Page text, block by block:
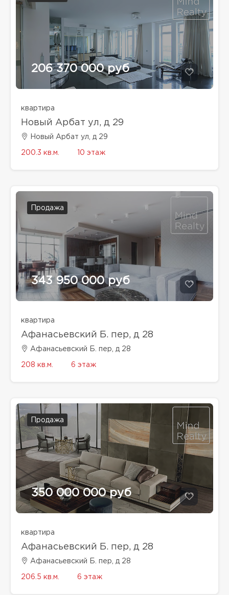
206 370 000 руб
квартира
Новый Арбат ул, д 29
Новый Арбат ул, д 29
200.3 кв.м. 10 этаж
Продажа
343 950 000 руб
квартира
Афанасьевский Б. пер, д 28
Афанасьевский Б. пер, д 28
208 кв.м. 6 этаж
Продажа
350 000 000 руб
квартира
Афанасьевский Б. пер, д 28
Афанасьевский Б. пер, д 28
206.5 кв.м. 6 этаж